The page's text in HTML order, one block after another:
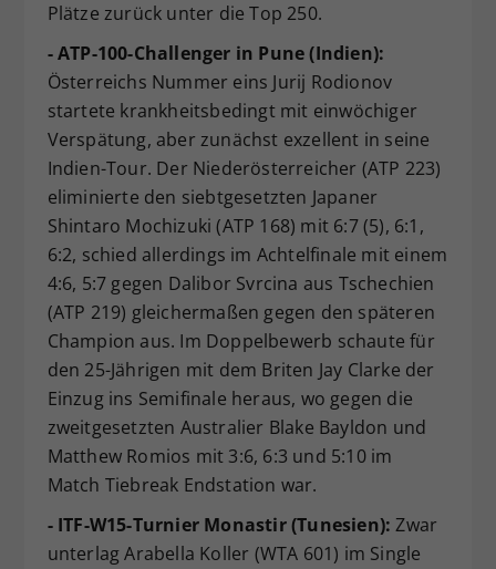
Plätze zurück unter die Top 250.
- ATP-100-Challenger in Pune (Indien):
Österreichs Nummer eins Jurij Rodionov
startete krankheitsbedingt mit einwöchiger
Verspätung, aber zunächst exzellent in seine
Indien-Tour. Der Niederösterreicher (ATP 223)
eliminierte den siebtgesetzten Japaner
Shintaro Mochizuki (ATP 168) mit 6:7 (5), 6:1,
6:2, schied allerdings im Achtelfinale mit einem
4:6, 5:7 gegen Dalibor Svrcina aus Tschechien
(ATP 219) gleichermaßen gegen den späteren
Champion aus. Im Doppelbewerb schaute für
den 25-Jährigen mit dem Briten Jay Clarke der
Einzug ins Semifinale heraus, wo gegen die
zweitgesetzten Australier Blake Bayldon und
Matthew Romios mit 3:6, 6:3 und 5:10 im
Match Tiebreak Endstation war.
- ITF-W15-Turnier Monastir (Tunesien): Zwar
unterlag Arabella Koller (WTA 601) im Single